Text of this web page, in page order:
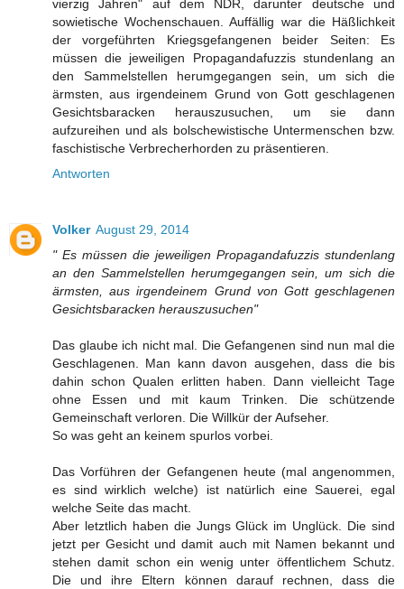
vierzig Jahren" auf dem NDR, darunter deutsche und
sowietische Wochenschauen. Auffällig war die Häßlichkeit
der vorgeführten Kriegsgefangenen beider Seiten: Es
müssen die jeweiligen Propagandafuzzis stundenlang an
den Sammelstellen herumgegangen sein, um sich die
ärmsten, aus irgendeinem Grund von Gott geschlagenen
Gesichtsbaracken herauszusuchen, um sie dann
aufzureihen und als bolschewistische Untermenschen bzw.
faschistische Verbrecherhorden zu präsentieren.
Antworten
Volker August 29, 2014
" Es müssen die jeweiligen Propagandafuzzis stundenlang
an den Sammelstellen herumgegangen sein, um sich die
ärmsten, aus irgendeinem Grund von Gott geschlagenen
Gesichtsbaracken herauszusuchen"
Das glaube ich nicht mal. Die Gefangenen sind nun mal die
Geschlagenen. Man kann davon ausgehen, dass die bis
dahin schon Qualen erlitten haben. Dann vielleicht Tage
ohne Essen und mit kaum Trinken. Die schützende
Gemeinschaft verloren. Die Willkür der Aufseher.
So was geht an keinem spurlos vorbei.
Das Vorführen der Gefangenen heute (mal angenommen,
es sind wirklich welche) ist natürlich eine Sauerei, egal
welche Seite das macht.
Aber letztlich haben die Jungs Glück im Unglück. Die sind
jetzt per Gesicht und damit auch mit Namen bekannt und
stehen damit schon ein wenig unter öffentlichem Schutz.
Die und ihre Eltern können darauf rechnen, dass die